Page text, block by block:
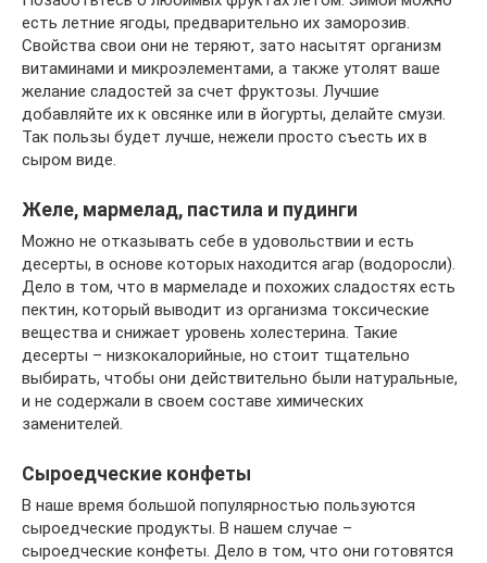
есть летние ягоды, предварительно их заморозив.
Свойства свои они не теряют, зато насытят организм
витаминами и микроэлементами, а также утолят ваше
желание сладостей за счет фруктозы. Лучшие
добавляйте их к овсянке или в йогурты, делайте смузи.
Так пользы будет лучше, нежели просто съесть их в
сыром виде.
Желе, мармелад, пастила и пудинги
Можно не отказывать себе в удовольствии и есть
десерты, в основе которых находится агар (водоросли).
Дело в том, что в мармеладе и похожих сладостях есть
пектин, который выводит из организма токсические
вещества и снижает уровень холестерина. Такие
десерты – низкокалорийные, но стоит тщательно
выбирать, чтобы они действительно были натуральные,
и не содержали в своем составе химических
заменителей.
Сыроедческие конфеты
В наше время большой популярностью пользуются
сыроедческие продукты. В нашем случае –
сыроедческие конфеты. Дело в том, что они готовятся